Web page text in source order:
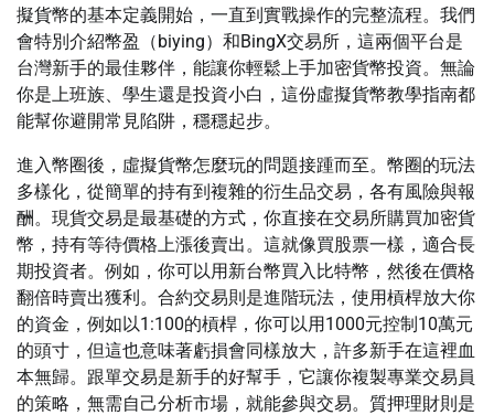
擬貨幣的基本定義開始，一直到實戰操作的完整流程。我們
會特別介紹幣盈（biying）和BingX交易所，這兩個平台是
台灣新手的最佳夥伴，能讓你輕鬆上手加密貨幣投資。無論
你是上班族、學生還是投資小白，這份虛擬貨幣教學指南都
能幫你避開常見陷阱，穩穩起步。
進入幣圈後，虛擬貨幣怎麼玩的問題接踵而至。幣圈的玩法
多樣化，從簡單的持有到複雜的衍生品交易，各有風險與報
酬。現貨交易是最基礎的方式，你直接在交易所購買加密貨
幣，持有等待價格上漲後賣出。這就像買股票一樣，適合長
期投資者。例如，你可以用新台幣買入比特幣，然後在價格
翻倍時賣出獲利。合約交易則是進階玩法，使用槓桿放大你
的資金，例如以1:100的槓桿，你可以用1000元控制10萬元
的頭寸，但這也意味著虧損會同樣放大，許多新手在這裡血
本無歸。跟單交易是新手的好幫手，它讓你複製專業交易員
的策略，無需自己分析市場，就能參與交易。質押理財則是